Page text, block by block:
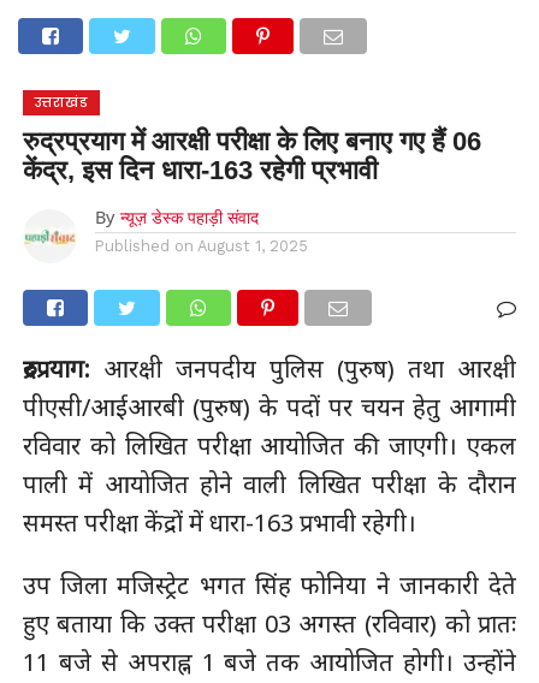
देहरादूननैनीताल
मनोरंजन
उत्तराखंड
रुद्रप्रयाग में आरक्षी परीक्षा के लिए बनाए गए हैं 06
केंद्र, इस दिन धारा-163 रहेगी प्रभावी
By न्यूज़ डेस्क पहाड़ी संवाद
Published on August 1, 2025
रुद्रप्रयाग: आरक्षी जनपदीय पुलिस (पुरुष) तथा आरक्षी
पीएसी/आईआरबी (पुरुष) के पदों पर चयन हेतु आगामी
रविवार को लिखित परीक्षा आयोजित की जाएगी। एकल
पाली में आयोजित होने वाली लिखित परीक्षा के दौरान
समस्त परीक्षा केंद्रों में धारा-163 प्रभावी रहेगी।
उप जिला मजिस्ट्रेट भगत सिंह फोनिया ने जानकारी देते
हुए बताया कि उक्त परीक्षा 03 अगस्त (रविवार) को प्रातः
11 बजे से अपराह्न 1 बजे तक आयोजित होगी। उन्होंने